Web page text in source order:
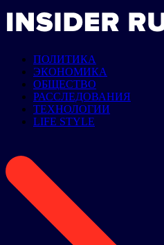
ПОЛИТИКА
ЭКОНОМИКА
ОБЩЕСТВО
РАССЛЕДОВАНИЯ
ТЕХНОЛОГИИ
LIFE STYLE